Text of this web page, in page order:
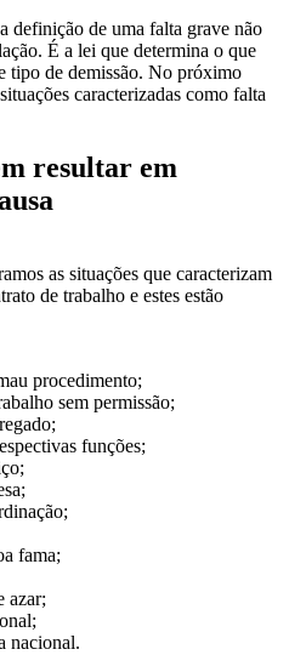
definição de uma falta grave não
É a lei que determina o que
tipo de demissão. No próximo
caracterizadas como falta
resultar em
as situações que caracterizam
de trabalho e estes estão
procedimento;
sem permissão;
funções;
fama;
azar;
nacional.